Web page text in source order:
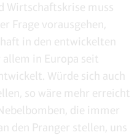
Wirtschaftskrise muss
Frage vorausgehen,
in den entwickelten
in Europa seit
Würde sich auch
so wäre mehr erreicht
die immer
den Pranger stellen, uns